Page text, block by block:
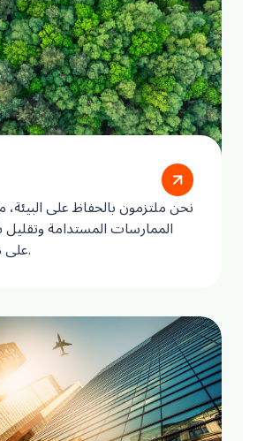
نحن ملتزمون بالحفاظ على البيئة،
الممارسات المستدامة وتقليل
على مستوى العالم.